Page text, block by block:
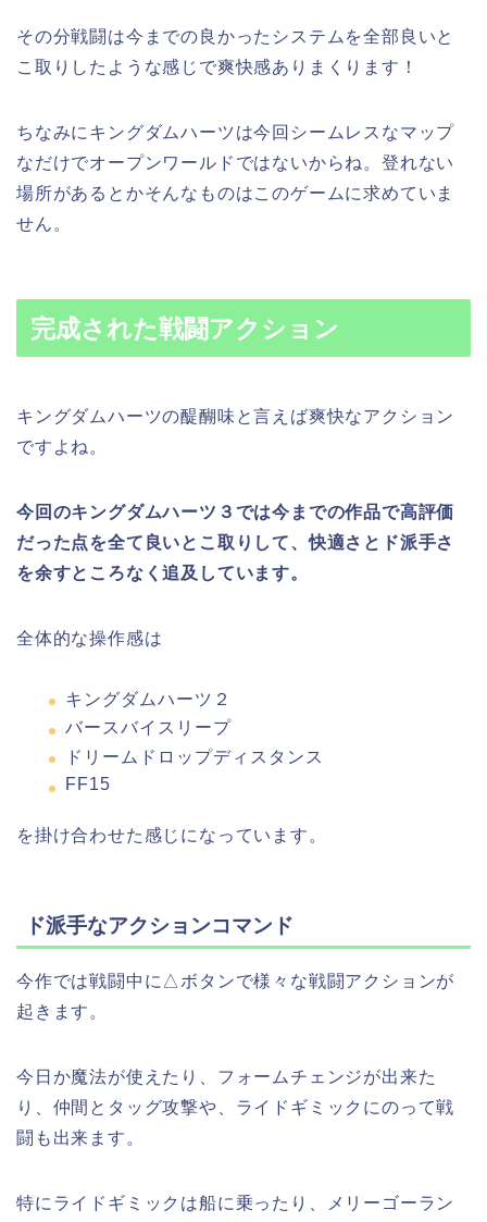
その分戦闘は今までの良かったシステムを全部良いと
こ取りしたような感じで爽快感ありまくります！
ちなみにキングダムハーツは今回シームレスなマップ
なだけでオープンワールドではないからね。登れない
場所があるとかそんなものはこのゲームに求めていま
せん。
完成された戦闘アクション
キングダムハーツの醍醐味と言えば爽快なアクション
ですよね。
今回のキングダムハーツ３では今までの作品で高評価
だった点を全て良いとこ取りして、快適さとド派手さ
を余すところなく追及しています。
全体的な操作感は
キングダムハーツ２
バースバイスリープ
ドリームドロップディスタンス
FF15
を掛け合わせた感じになっています。
ド派手なアクションコマンド
今作では戦闘中に△ボタンで様々な戦闘アクションが
起きます。
今日か魔法が使えたり、フォームチェンジが出来た
り、仲間とタッグ攻撃や、ライドギミックにのって戦
闘も出来ます。
特にライドギミックは船に乗ったり、メリーゴーラン